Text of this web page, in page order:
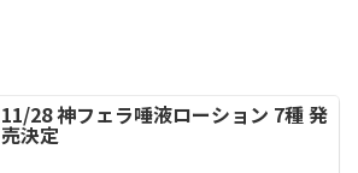
11/28 神フェラ唾液ローション 7種 発
売決定